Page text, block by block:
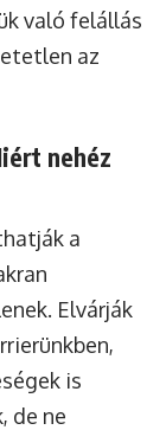
való felállás
az
nehéz
a
Elvárják
is
de ne